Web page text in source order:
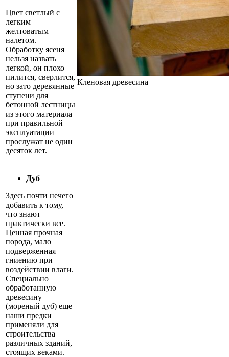
Цвет светлый с
легким
желтоватым
налетом.
Обработку ясеня
нельзя назвать
легкой, он плохо
пилится, сверлится,
но зато деревянные
ступени для
бетонной лестницы
из этого материала
при правильной
эксплуатации
прослужат не один
десяток лет.
Кленовая древесина
Дуб
Здесь почти нечего
добавить к тому,
что знают
практически все.
Ценная прочная
порода, мало
подверженная
гниению при
воздействии влаги.
Специально
обработанную
древесину
(мореный дуб) еще
наши предки
применяли для
строительства
различных зданий,
стоящих веками.